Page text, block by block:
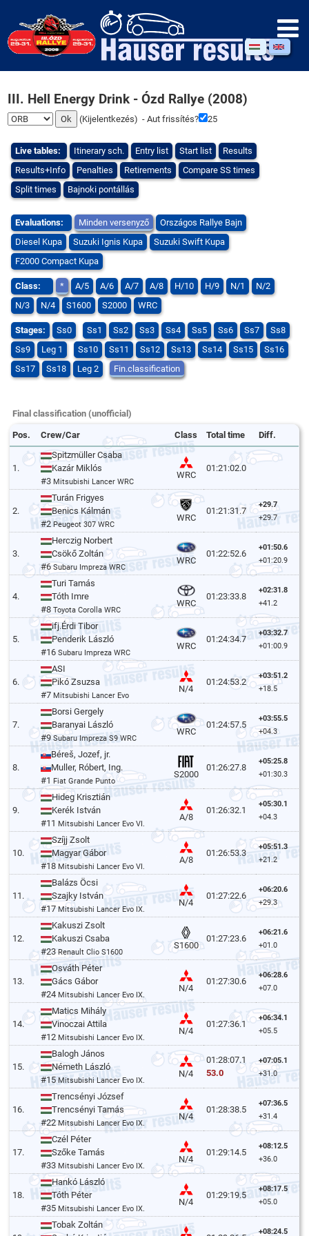
III. Hell Energy Drink - Ózd Rallye (2008)
(Kijelentkezés) - Aut frissítés? 25
Live tables: Itinerary sch. Entry list Start list
Results
Results+Info
Penalties Retirements
Compare SS times
Split times
Bajnoki pontállás
Evaluations: Minden versenyző
Országos Rallye Bajn
Diesel Kupa
Suzuki Ignis Kupa
Suzuki Swift Kupa
F2000 Compact Kupa
Class: * A/5 A/6 A/7 A/8 H/10 H/9 N/1
N/2
N/3
N/4 S1600 S2000 WRC
Stages: Ss0 Ss1 Ss2 Ss3 Ss4 Ss5 Ss6 Ss7
Ss8
Ss9
Leg 1 Ss10 Ss11 Ss12 Ss13 Ss14 Ss15
Ss16
Ss17
Ss18 Leg 2 Fin.classification
Final classification (unofficial)
Pos. Crew/Car Class Total time Diff.
1.
Spitzmüller Csaba
Kazár Miklós
#3 Mitsubishi Lancer WRC
WRC
01:21:02.0
2.
Turán Frigyes
Benics Kálmán
#2 Peugeot 307 WRC
WRC
01:21:31.7
+29.7
+29.7
3.
Herczig Norbert
Csökő Zoltán
#6Subaru Impreza WRC
WRC
01:22:52.6
+01:50.6
+01:20.9
4.
Turi Tamás
Tóth Imre
#8Toyota Corolla WRC
WRC
01:23:33.8
+02:31.8
+41.2
5.
ifj.Érdi Tibor
Penderik László
#16Subaru Impreza WRC
WRC
01:24:34.7
+03:32.7
+01:00.9
6.
ASI
Pikó Zsuzsa
#7 Mitsubishi Lancer Evo
N/4
01:24:53.2
+03:51.2
+18.5
7.
Borsi Gergely
Baranyai László
#9Subaru Impreza S9 WRC
WRC
01:24:57.5
+03:55.5
+04.3
8.
Béreš, Jozef, jr.
Muller, Róbert, Ing.
#1 Fiat Grande Punto
S2000
01:26:27.8
+05:25.8
+01:30.3
9.
Hideg Krisztián
Kerék István
#11 Mitsubishi Lancer Evo VI.
A/8
01:26:32.1
+05:30.1
+04.3
10.
Szíjj Zsolt
Magyar Gábor
#18 Mitsubishi Lancer Evo VI.
A/8
01:26:53.3
+05:51.3
+21.2
11.
Balázs Öcsi
Szajky István
#17Mitsubishi Lancer Evo IX.
N/4
01:27:22.6
+06:20.6
+29.3
12.
Kakuszi Zsolt
Kakuszi Csaba
#23Renault Clio S1600
S1600
01:27:23.6
+06:21.6
+01.0
13.
Osváth Péter
Gács Gábor
#24 Mitsubishi Lancer Evo IX.
N/4
01:27:30.6
+06:28.6
+07.0
14.
Matics Mihály
Vinoczai Attila
#12 Mitsubishi Lancer Evo IX.
N/4
01:27:36.1
+06:34.1
+05.5
15.
Balogh János
Németh László
#15 Mitsubishi Lancer Evo IX.
N/4
01:28:07.1
53.0
+07:05.1
+31.0
16.
Trencsényi József
Trencsényi Tamás
#22Mitsubishi Lancer Evo IX.
N/4
01:28:38.5
+07:36.5
+31.4
17.
Czél Péter
Szőke Tamás
#33 Mitsubishi Lancer Evo IX.
N/4
01:29:14.5
+08:12.5
+36.0
18.
Hankó László
Tóth Péter
#35 Mitsubishi Lancer Evo IX.
N/4
01:29:19.5
+08:17.5
+05.0
Tobak Zoltán
+08:24.5